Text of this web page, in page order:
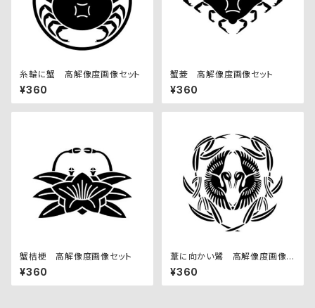
糸輪に蟹 高解像度画像セット
¥360
蟹菱 高解像度画像セット
¥360
蟹桔梗 高解像度画像セット
¥360
葦に向かい鷺 高解像度画像セ
ット
¥360